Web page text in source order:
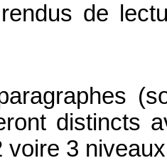
de
distincts
voire 3